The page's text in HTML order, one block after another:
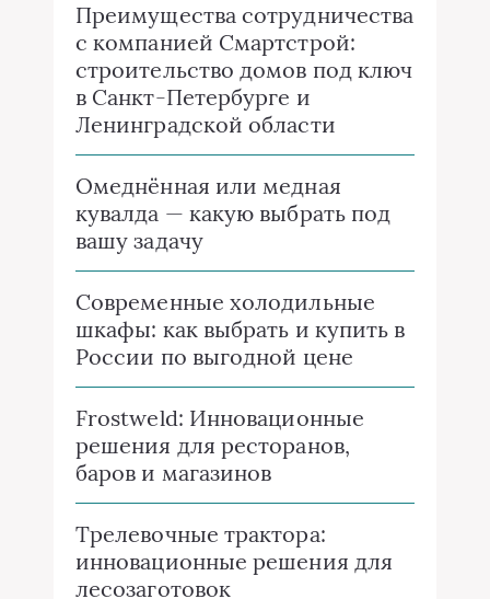
Преимущества сотрудничества
с компанией Смартстрой:
строительство домов под ключ
в Санкт-Петербурге и
Ленинградской области
Омеднённая или медная
кувалда — какую выбрать под
вашу задачу
Современные холодильные
шкафы: как выбрать и купить в
России по выгодной цене
Frostweld: Инновационные
решения для ресторанов,
баров и магазинов
Трелевочные трактора:
инновационные решения для
лесозаготовок